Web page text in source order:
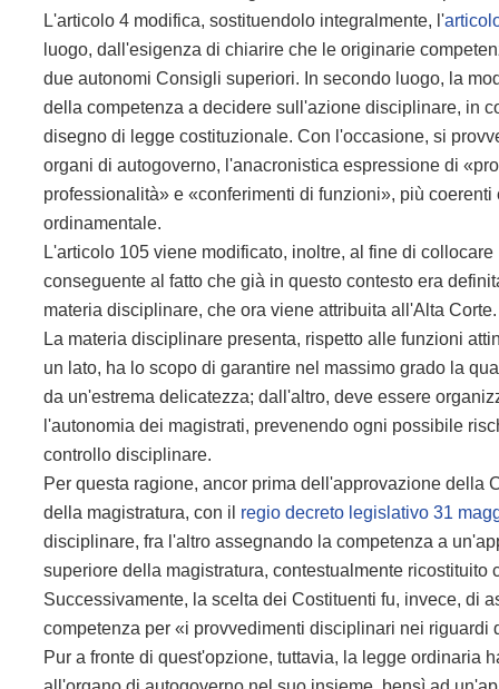
L'articolo 4 modifica, sostituendolo integralmente, l'
luogo, dall'esigenza di chiarire che le originarie
due autonomi Consigli superiori. In secondo luogo, la
della competenza a decidere sull'azione disciplinare, in
disegno di legge costituzionale. Con l'occasione, si
organi di autogoverno, l'anacronistica espressione di
professionalità» e «conferimenti di funzioni», più
ordinamentale.
L'articolo 105 viene modificato, inoltre, al fine di
conseguente al fatto che già in questo contesto era
materia disciplinare, che ora viene attribuita all'Alta Corte.
La materia disciplinare presenta, rispetto alle funzioni
un lato, ha lo scopo di garantire nel massimo grado la
da un'estrema delicatezza; dall'altro, deve essere
l'autonomia dei magistrati, prevenendo ogni possibile
controllo disciplinare.
Per questa ragione, ancor prima dell'approvazione della
della magistratura, con il regio decreto legislativo 31
disciplinare, fra l'altro assegnando la competenza a
superiore della magistratura, contestualmente ricostituito
Successivamente, la scelta dei Costituenti fu, invece, di
competenza per «i provvedimenti disciplinari nei riguardi
Pur a fronte di quest'opzione, tuttavia, la legge ordinaria